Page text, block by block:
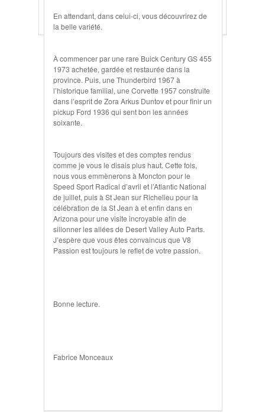
En attendant, dans celui-ci, vous découvrirez de
la belle variété.
À commencer par une rare Buick Century GS 455
1973 achetée, gardée et restaurée dans la
province. Puis, une Thunderbird 1967 à
l’historique familial, une Corvette 1957 construite
dans l’esprit de Zora Arkus Duntov et pour finir un
pickup Ford 1936 qui sent bon les années
soixante.
Toujours des visites et des comptes rendus
comme je vous le disais plus haut. Cette fois,
nous vous emmènerons à Moncton pour le
Speed Sport Radical d’avril et l’Atlantic National
de juillet, puis à St Jean sur Richelieu pour la
célébration de la St Jean à et enfin dans en
Arizona pour une visite incroyable afin de
sillonner les allées de Desert Valley Auto Parts.
J’espère que vous êtes convaincus que V8
Passion est toujours le reflet de votre passion.
Bonne lecture.
Fabrice Monceaux